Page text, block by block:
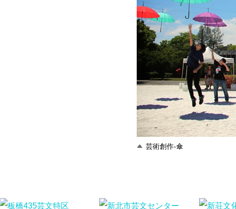
芸術創作-傘